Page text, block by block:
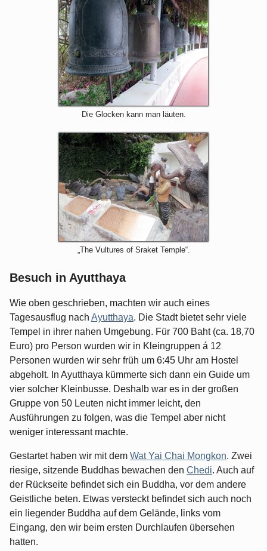
Die Glocken kann man läuten.
„The Vultures of Sraket Temple“.
Besuch in Ayutthaya
Wie oben geschrieben, machten wir auch eines
Tagesausflug nach Ayutthaya. Die Stadt bietet sehr viele
Tempel in ihrer nahen Umgebung. Für 700 Baht (ca. 18,70
Euro) pro Person wurden wir in Kleingruppen á 12
Personen wurden wir sehr früh um 6:45 Uhr am Hostel
abgeholt. In Ayutthaya kümmerte sich dann ein Guide um
vier solcher Kleinbusse. Deshalb war es in der großen
Gruppe von 50 Leuten nicht immer leicht, den
Ausführungen zu folgen, was die Tempel aber nicht
weniger interessant machte.
Gestartet haben wir mit dem Wat Yai Chai Mongkon. Zwei
riesige, sitzende Buddhas bewachen den Chedi. Auch auf
der Rückseite befindet sich ein Buddha, vor dem andere
Geistliche beten. Etwas versteckt befindet sich auch noch
ein liegender Buddha auf dem Gelände, links vom
Eingang, den wir beim ersten Durchlaufen übersehen
hatten.